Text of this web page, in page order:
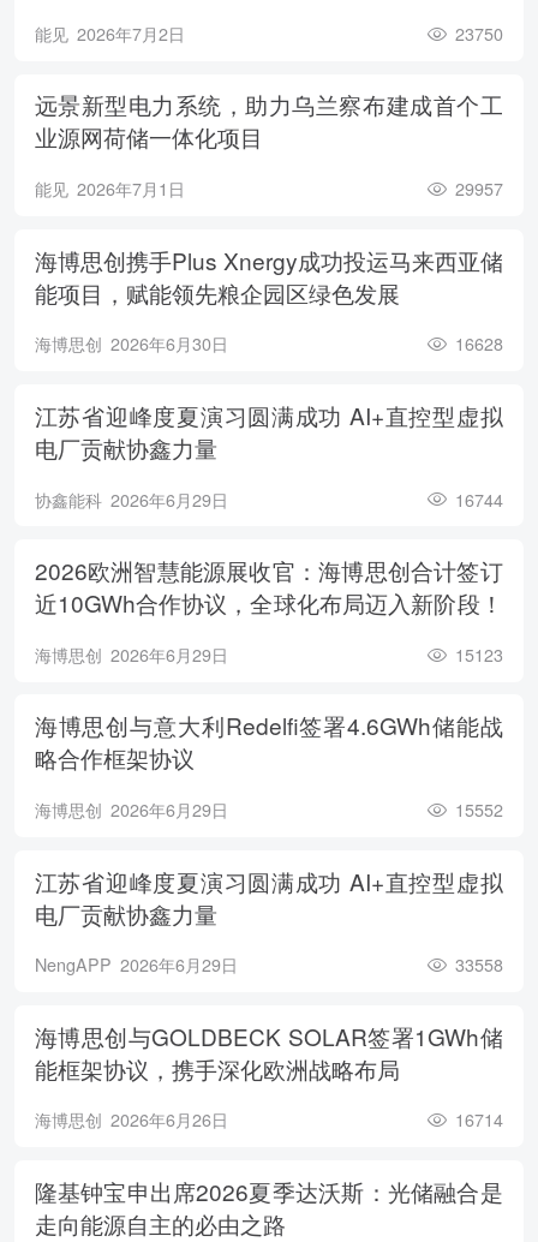
能见 2026年7月2日 23750
远景新型电力系统，助力乌兰察布建成首个工
业源网荷储一体化项目
能见 2026年7月1日 29957
海博思创携手Plus Xnergy成功投运马来西亚储
能项目，赋能领先粮企园区绿色发展
海博思创 2026年6月30日 16628
江苏省迎峰度夏演习圆满成功 AI+直控型虚拟
电厂贡献协鑫力量
协鑫能科 2026年6月29日 16744
2026欧洲智慧能源展收官：海博思创合计签订
近10GWh合作协议，全球化布局迈入新阶段！
海博思创 2026年6月29日 15123
海博思创与意大利Redelfi签署4.6GWh储能战
略合作框架协议
海博思创 2026年6月29日 15552
江苏省迎峰度夏演习圆满成功 AI+直控型虚拟
电厂贡献协鑫力量
NengAPP 2026年6月29日 33558
海博思创与GOLDBECK SOLAR签署1GWh储
能框架协议，携手深化欧洲战略布局
海博思创 2026年6月26日 16714
隆基钟宝申出席2026夏季达沃斯：光储融合是
走向能源自主的必由之路